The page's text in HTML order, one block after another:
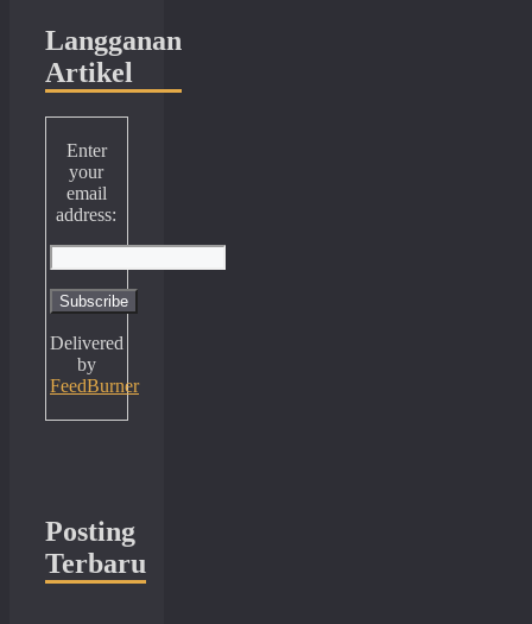
Langganan
Artikel
Enter
your
email
address:
Delivered
by
FeedBurner
Posting
Terbaru